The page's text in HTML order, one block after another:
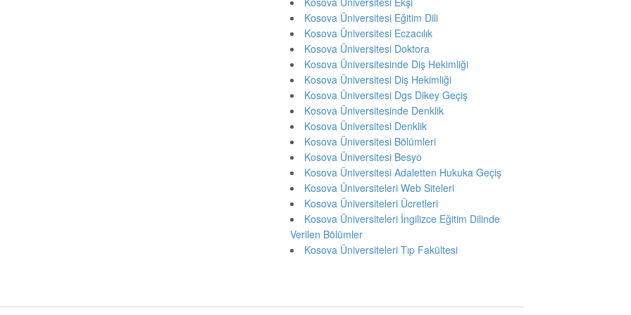
Kosova Üniversitesi Eğitim Dili
Kosova Üniversitesi Eczacılık
Kosova Üniversitesi Doktora
Kosova Üniversitesinde Diş Hekimliği
Kosova Üniversitesi Diş Hekimliği
Kosova Üniversitesi Dgs Dikey Geçiş
Kosova Üniversitesinde Denklik
Kosova Üniversitesi Denklik
Kosova Üniversitesi Bölümleri
Kosova Üniversitesi Besyo
Kosova Üniversitesi Adaletten Hukuka Geçiş
Kosova Üniversiteleri Web Siteleri
Kosova Üniversiteleri Ücretleri
Kosova Üniversiteleri İngilizce Eğitim Dilinde
Verilen Bölümler
Kosova Üniversiteleri Tıp Fakültesi